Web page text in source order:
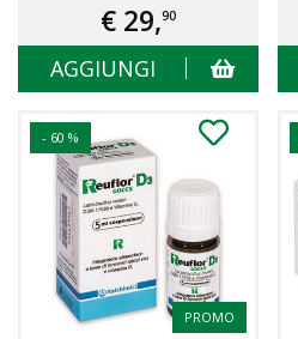
€ 29,90
AGGIUNGI
- 60 %
PROMO